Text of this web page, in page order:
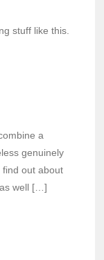
stuff like this.
a
genuinely
find out about
well […]